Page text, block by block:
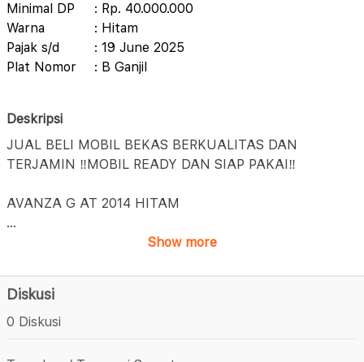
Minimal DP
: Rp. 40.000.000
Warna
: Hitam
Pajak s/d
: 19 June 2025
Plat Nomor
: B Ganjil
Deskripsi
JUAL BELI MOBIL BEKAS BERKUALITAS DAN
TERJAMIN ‼️MOBIL READY DAN SIAP PAKAI‼️
AVANZA G AT 2014 HITAM
...
Show more
Diskusi
0 Diskusi